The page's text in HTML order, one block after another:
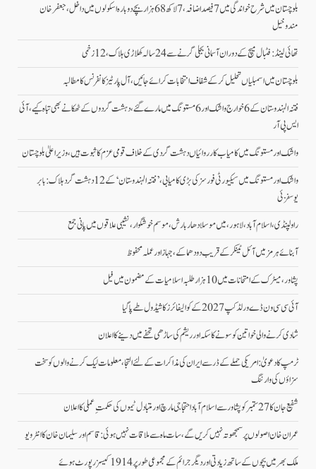
بلوچستان میں شرح خواندگی میں 7 فیصد اضافہ، 7 لاکھ 68 ہزار بچے دوبارہ اسکولوں میں داخل،جعفرخان
مندوخیل
تھائی لینڈ: فٹبال میچ کے دوران آسمانی بجلی گرنے سے 24 سالہ کھلاڑی ہلاک، 12 زخمی
بلوچستان میں اسمبلیاں تحلیل کرکے شفاف انتخابات کرائے جائیں، آل پارٹیز کانفرنس کا مطالبہ
فتنہ الہندوستان کے 6 خوارج واشک اور 6 مستونگ میں مارے گئے، دہشت گردوں کے ٹھکانے بھی تباہ کیے،آئی
ایس پی آر
واشک اور مستونگ میں کامیاب کارروائیاں دہشت گردی کے خلاف قومی عزم کا ثبوت ہیں، وزیر اعلیٰ بلوچستان
واشک اور مستونگ میں سیکیورٹی فورسز کی بڑی کامیابی، ’فتنہ الہندوستان‘ کے 12 دہشت گرد ہلاک: بابر
یوسفزئی
راولپنڈی، اسلام آباد،لاہور، میں موسلادھار بارش،موسم خوشگوار، نشیبی علاقوں میں پانی جمع
آبنائے ہرمز میں آئل ٹینکر کے قریب دو دھماکے، جہاز اور عملہ محفوظ
پشاور، میٹرک کے امتحانات میں 10 ہزار طلبہ اسلامیات کے مضمون میں فیل
آئی سی سی ون ڈے ورلڈکپ 2027 کے کوالیفائرز کا شیڈول طے پاگیا
شادی کرنے والی خواتین کو سونے کا سکہ اور ریشم کی ساڑھی تحفے میں دینے کا اعلان
ٹرمپ کا دعویٰ: امریکی حملے کے ڈر سے ایران کی مذاکرات کے لئے التجا، معلومات لیک کرنے والوں کو سخت
سزاؤں کی وارننگ
شفیع جان کا 27 ستمبر کو پشاور سے اسلام آباد احتجاجی مارچ اور متبادل ٹیموں کی حکمتِ عملی کا اعلان
عمران خان اصولوں پر سمجھوتہ نہیں کریں گے، سات ماہ سے ملاقات نہیں ہوئی: قاسم اور سلیمان خان کا انٹرویو
ملک بھر میں بچوں کے ساتھ زیادتی اور دیگر جرائم کے مجموعی طور پر 1914 کیسز رپورٹ ہوئے